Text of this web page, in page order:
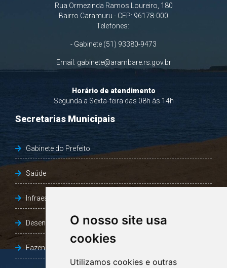
O nosso site usa
cookies
Utilizamos cookies e outras
Rua Ormezinda Ramos Loureiro, 180
Bairro Caramuru - CEP: 96178-000
Telefones:
- Gabinete (51) 93380-9473
Email: gabinete@arambare.rs.gov.br
Horário de atendimento
Segunda a Sexta-feira das 08h às 14h
Secretarias Municipais
Gabinete do Prefeito
Saúde
Infraestrutura, Agricultura e Meio Ambiente
Desenvolvimento Social
Fazenda e Desenvolvimento Econômico